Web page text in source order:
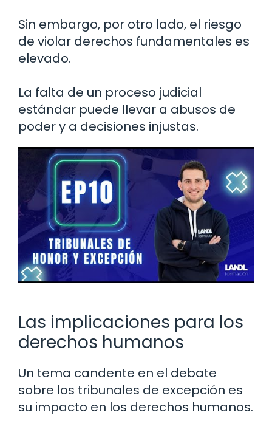
Sin embargo, por otro lado, el riesgo
de violar derechos fundamentales es
elevado.
La falta de un proceso judicial
estándar puede llevar a abusos de
poder y a decisiones injustas.
Las implicaciones para los
derechos humanos
Un tema candente en el debate
sobre los tribunales de excepción es
su impacto en los derechos humanos.